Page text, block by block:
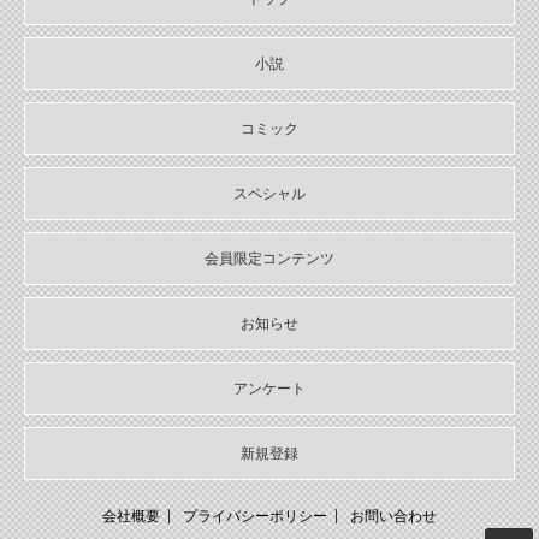
小説
コミック
スペシャル
会員限定コンテンツ
お知らせ
アンケート
新規登録
会社概要 プライバシーポリシー お問い合わせ